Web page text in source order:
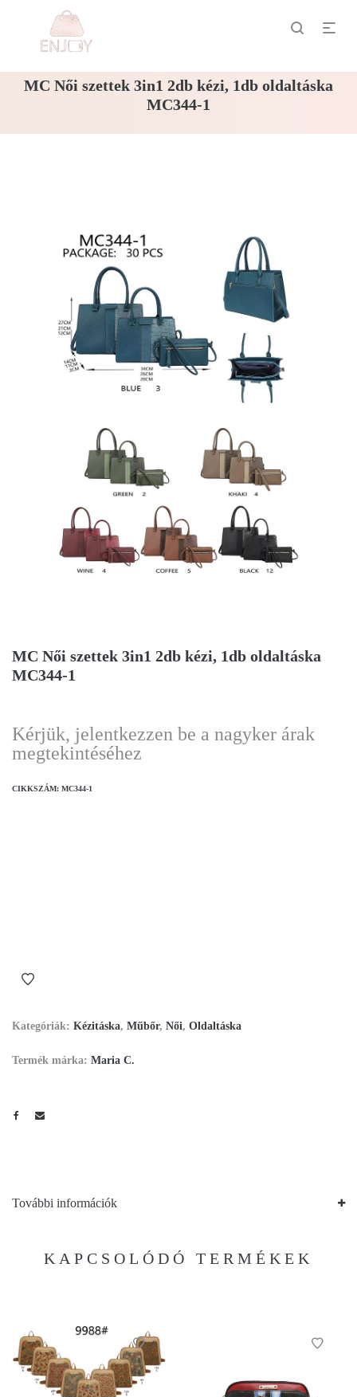
MC Női szettek 3in1 2db kézi, 1db oldaltáska
MC344-1
MC Női szettek 3in1 2db kézi, 1db oldaltáska
MC344-1
Kérjük, jelentkezzen be a nagyker árak
megtekintéséhez
CIKKSZÁM: MC344-1
Kategóriák: Kézitáska, Műbőr, Női, Oldaltáska
Termék márka: Maria C.
További információk
KAPCSOLÓDÓ TERMÉKEK